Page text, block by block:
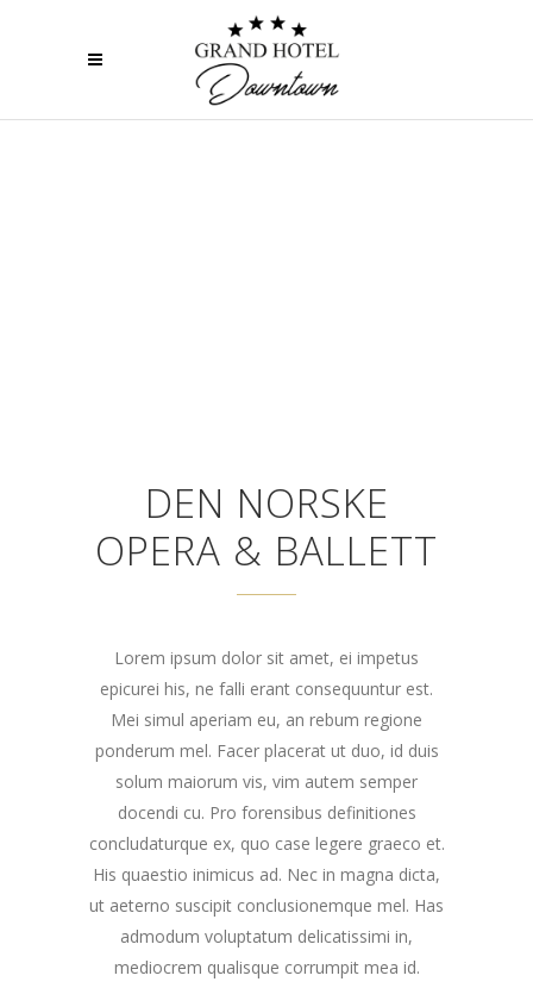
DEN NORSKE
OPERA & BALLETT
Lorem ipsum dolor sit amet, ei impetus
epicurei his, ne falli erant consequuntur est.
Mei simul aperiam eu, an rebum regione
ponderum mel. Facer placerat ut duo, id duis
solum maiorum vis, vim autem semper
docendi cu. Pro forensibus definitiones
concludaturque ex, quo case legere graeco et.
His quaestio inimicus ad. Nec in magna dicta,
ut aeterno suscipit conclusionemque mel. Has
admodum voluptatum delicatissimi in,
mediocrem qualisque corrumpit mea id.